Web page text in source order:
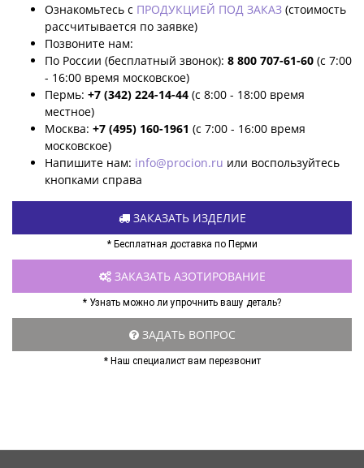
Ознакомьтесь с ПРОДУКЦИЕЙ ПОД ЗАКАЗ (стоимость
рассчитывается по заявке)
Позвоните нам:
По России (бесплатный звонок): 8 800 707-61-60 (с 7:00
- 16:00 время московское)
Пермь: +7 (342) 224-14-44 (с 8:00 - 18:00 время
местное)
Москва: +7 (495) 160-1961 (с 7:00 - 16:00 время
московское)
Напишите нам: info@procion.ru или воспользуйтесь
кнопками справа
ЗАКАЗАТЬ ИЗДЕЛИЕ
* Бесплатная доставка по Перми
ЗАКАЗАТЬ АЗОТИРОВАНИЕ
* Узнать можно ли упрочнить вашу деталь?
ЗАДАТЬ ВОПРОС
* Наш специалист вам перезвонит